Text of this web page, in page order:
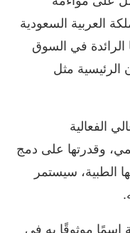
العربية السعودية
الرائدة في السوق
مثل
الفعالية
وقدرتها على دمج
الطبية، سيستمر
اسمًا موثوقًا به في